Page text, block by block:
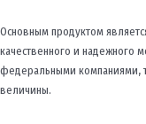
Основным продуктом
качественного и надежного
федеральными компаниями,
величины.